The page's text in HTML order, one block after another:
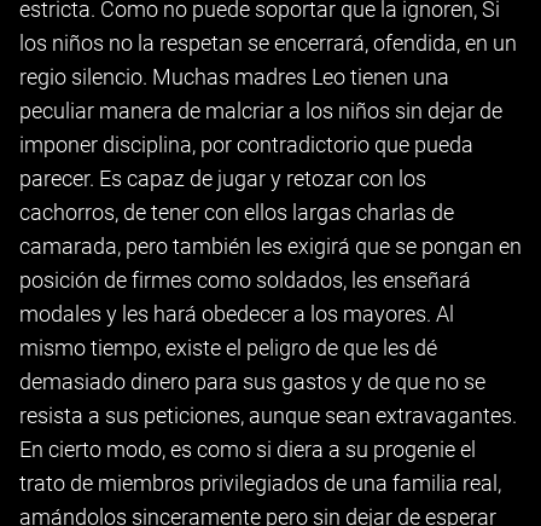
estricta. Como no puede soportar que la ignoren, Si
los niños no la respetan se encerrará, ofendida, en un
regio silencio. Muchas madres Leo tienen una
peculiar manera de malcriar a los niños sin dejar de
imponer disciplina, por contradictorio que pueda
parecer. Es capaz de jugar y retozar con los
cachorros, de tener con ellos largas charlas de
camarada, pero también les exigirá que se pongan en
posición de firmes como soldados, les enseñará
modales y les hará obedecer a los mayores. Al
mismo tiempo, existe el peligro de que les dé
demasiado dinero para sus gastos y de que no se
resista a sus peticiones, aunque sean extravagantes.
En cierto modo, es como si diera a su progenie el
trato de miembros privilegiados de una familia real,
amándolos sinceramente pero sin dejar de esperar